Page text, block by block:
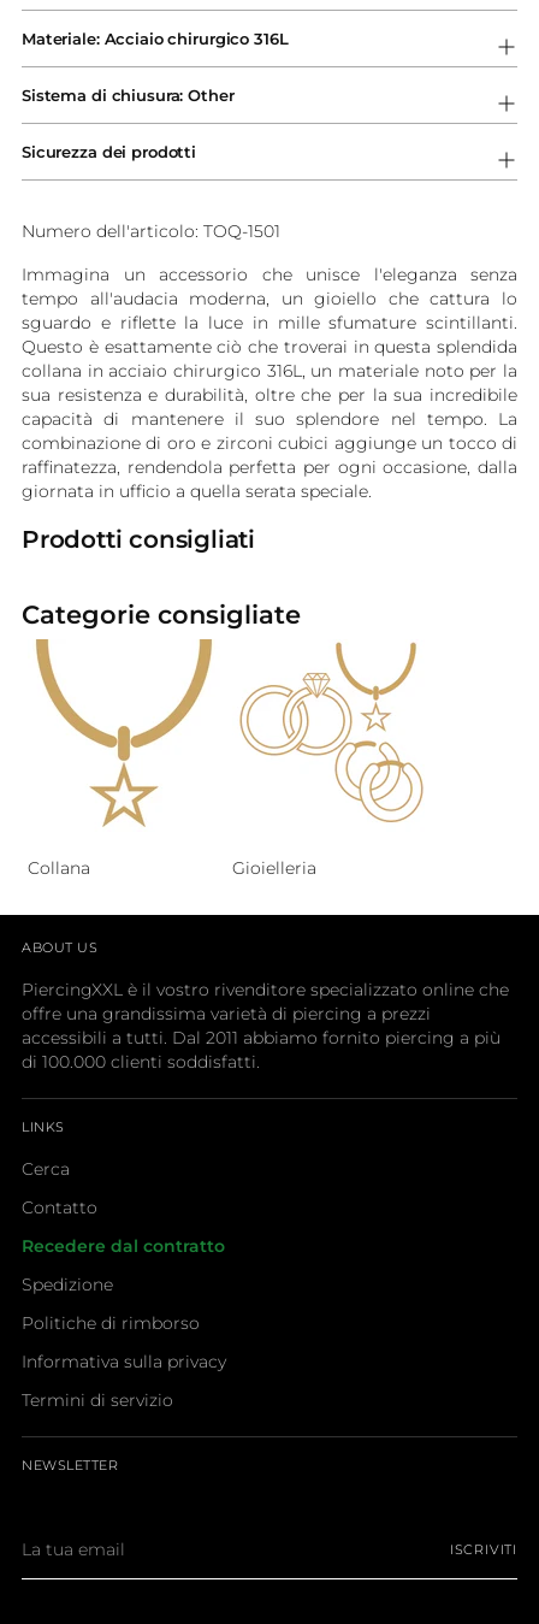
prodotto
al
carrello...
Materiale: Acciaio chirurgico 316L
Sistema di chiusura: Other
Sicurezza dei prodotti
Numero dell'articolo: TOQ-1501
Immagina un accessorio che unisce l'eleganza senza
tempo all'audacia moderna, un gioiello che cattura lo
sguardo e riflette la luce in mille sfumature scintillanti.
Questo è esattamente ciò che troverai in questa splendida
collana in acciaio chirurgico 316L, un materiale noto per la
sua resistenza e durabilità, oltre che per la sua incredibile
capacità di mantenere il suo splendore nel tempo. La
combinazione di oro e zirconi cubici aggiunge un tocco di
raffinatezza, rendendola perfetta per ogni occasione, dalla
giornata in ufficio a quella serata speciale.
Prodotti consigliati
Categorie consigliate
Collana Gioielleria
ABOUT US
PiercingXXL è il vostro rivenditore specializzato online che
offre una grandissima varietà di piercing a prezzi
accessibili a tutti. Dal 2011 abbiamo fornito piercing a più
di 100.000 clienti soddisfatti.
LINKS
Cerca
Contatto
Recedere dal contratto
Spedizione
Politiche di rimborso
Informativa sulla privacy
Termini di servizio
NEWSLETTER
tua
email
ISCRIVITI